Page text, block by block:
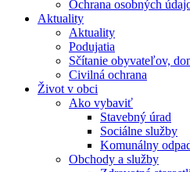
Ochrana osobných
Aktuality
Aktuality
Podujatia
Sčítanie obyvateľov,
Civilná ochrana
Život v obci
Ako vybaviť
Stavebný úrad
Sociálne služby
Komunálny
Obchody a služby